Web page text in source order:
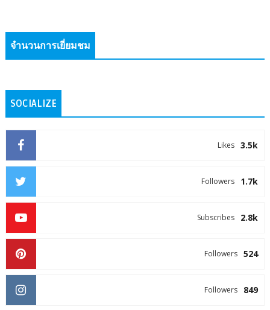
จำนวนการเยี่ยมชม
SOCIALIZE
3.5k
Likes
1.7k
Followers
2.8k
Subscribes
524
Followers
849
Followers